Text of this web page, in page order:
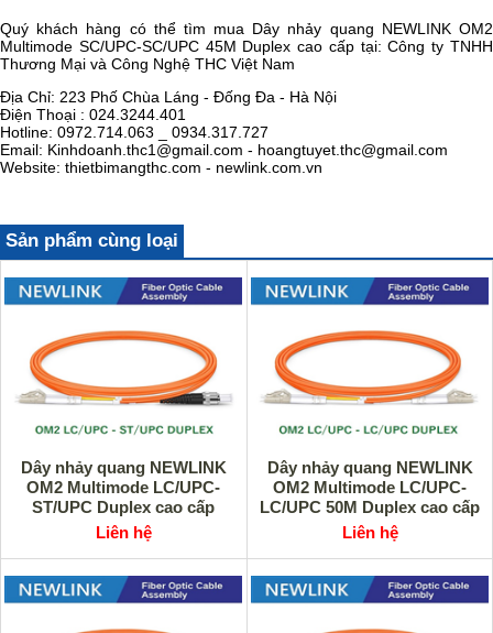
Quý khách hàng có thể tìm mua Dây nhảy quang NEWLINK OM2
Multimode SC/UPC-SC/UPC 45M Duplex cao cấp tại:Công ty TNHH
Thương Mại và Công Nghệ THC Việt Nam
Địa Chỉ: 223 Phố Chùa Láng - Đống Đa - Hà Nội
Điện Thoại : 024.3244.401
Hotline: 0972.714.063 _ 0934.317.727
Email: Kinhdoanh.thc1@gmail.com - hoangtuyet.thc@gmail.com
Website: thietbimangthc.com - newlink.com.vn
Sản phẩm cùng loại
Dây nhảy quang NEWLINK
OM2 Multimode LC/UPC-
ST/UPC Duplex cao cấp
Liên hệ
Dây nhảy quang NEWLINK
OM2 Multimode LC/UPC-
LC/UPC 50M Duplex cao cấp
Liên hệ